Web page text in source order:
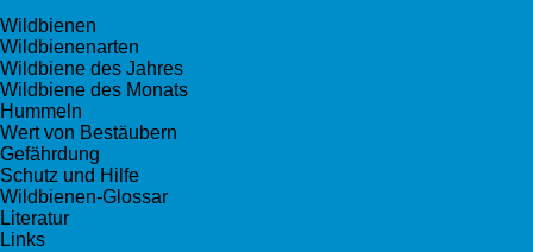
Wildbienen
Wildbienenarten
Wildbiene des Jahres
Wildbiene des Monats
Hummeln
Wert von Bestäubern
Gefährdung
Schutz und Hilfe
Wildbienen-Glossar
Literatur
Links